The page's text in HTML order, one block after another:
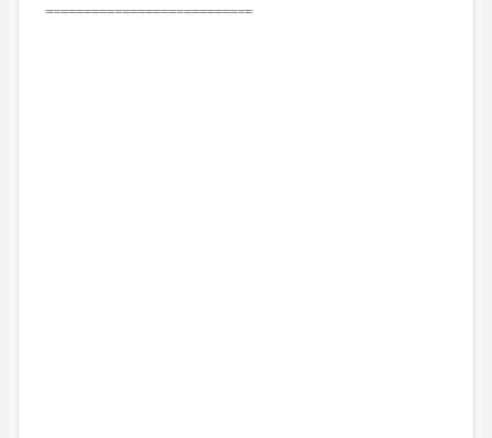
===========================